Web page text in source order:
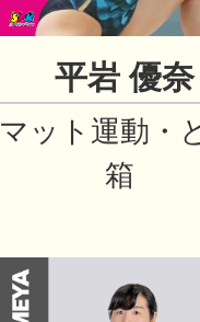
平岩 優奈
マット運動・
箱